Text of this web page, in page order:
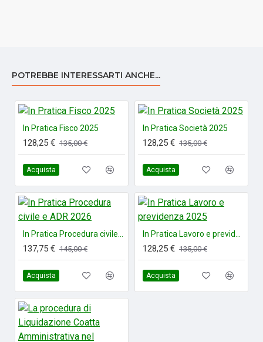
Impostazione pratica con numerosissimi casi ed esempi
tratti dalla pratica professionale
Approccio grafico che orienta nella lettura e porta alla
soluzione grazie alla struttura chiara dei capitoli e
l’utilizzo di parole chiave, schemi e tabelle per
un’immediata individuazione degli argomenti e risparmio
di tempo
Indici estremamente dettagliati, da scegliere in base alle
proprie esigenze.
POTREBBE INTERESSARTI ANCHE...
In Pratica Fisco 2025
128,25 € 135,00 €
Acquista
In Pratica Società 2025
128,25 € 135,00 €
Acquista
137,75 € 145,00 €
Acquista
128,25 € 135,00 €
Acquista